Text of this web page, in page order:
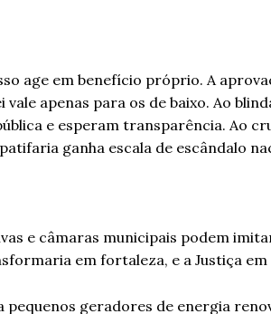
age em benefício próprio. A
apenas para os de baixo. Ao
e esperam transparência. Ao
ganha escala de escândalo
e câmaras municipais podem
em fortaleza, e a Justiça